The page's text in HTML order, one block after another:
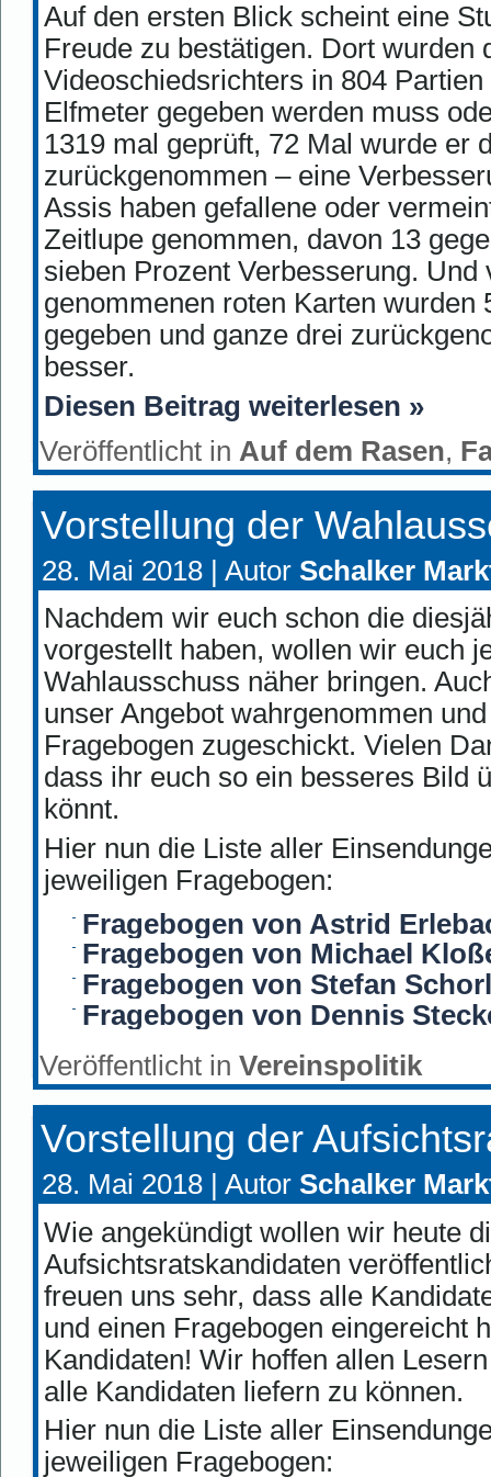
Auf den ersten Blick scheint eine
Freude zu bestätigen. Dort wurden
Videoschiedsrichters in 804
Elfmeter gegeben werden muss
1319 mal geprüft, 72 Mal wurde er
zurückgenommen – eine
Assis haben gefallene oder
Zeitlupe genommen, davon 13
sieben Prozent Verbesserung. Und
genommenen roten Karten wurden
gegeben und ganze drei
besser.
Diesen Beitrag weiterlesen »
Veröffentlicht in Auf dem Rasen,
Vorstellung der
28. Mai 2018 | Autor Schalker
Nachdem wir euch schon die
vorgestellt haben, wollen wir euch
Wahlausschuss näher bringen.
unser Angebot wahrgenommen
Fragebogen zugeschickt. Vielen
dass ihr euch so ein besseres Bild
könnt.
Hier nun die Liste aller
jeweiligen Fragebogen:
Fragebogen von Astrid
Fragebogen von Michael
Fragebogen von Stefan
Fragebogen von Dennis
Veröffentlicht in Vereinspolitik
Vorstellung der
28. Mai 2018 | Autor Schalker
Wie angekündigt wollen wir heute
Aufsichtsratskandidaten
freuen uns sehr, dass alle
und einen Fragebogen eingereicht
Kandidaten! Wir hoffen allen
alle Kandidaten liefern zu können.
Hier nun die Liste aller
jeweiligen Fragebogen: